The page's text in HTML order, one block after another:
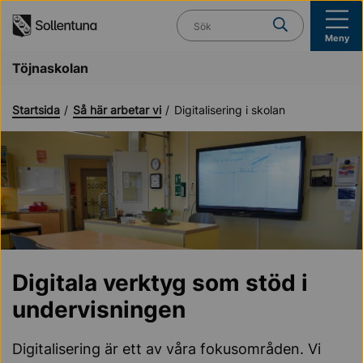
Vad söker du?
Meny
Töjnaskolan
Startsida Så här arbetar vi Digitalisering i skolan
Digitala verktyg som stöd i
undervisningen
Digitalisering är ett av våra fokusområden. Vi